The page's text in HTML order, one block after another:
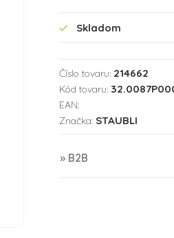
Skladom
Číslo tovaru: 214662
Kód tovaru:
EAN:
Značka: STAUBLI
» B2B